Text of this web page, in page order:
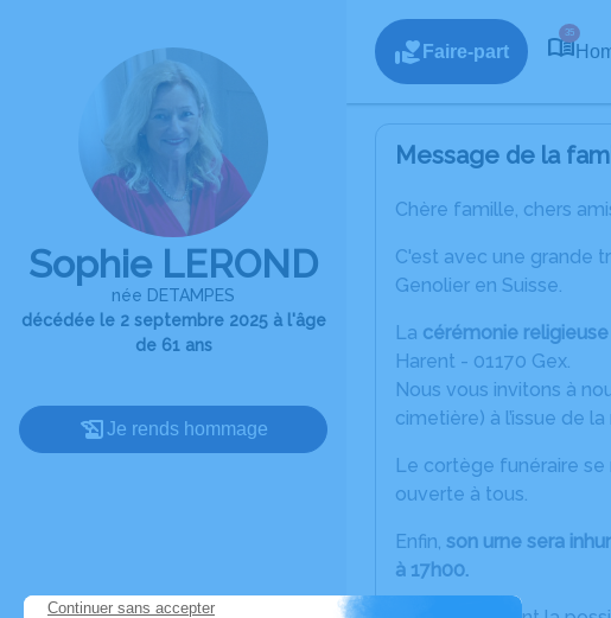
Sophie LEROND
née DETAMPES
décédée le 2 septembre 2025 à l'âge
de 61 ans
Je rends hommage
Faire-part
35
Message de la
Chère famille, chers
C'est avec une grande
Genolier en Suisse.
La cérémonie
Harent - 01170 Gex.
Nous vous invitons à
cimetière) à l’issue de
Le cortège funéraire
ouverte à tous.
Enfin, son urne sera
à 17h00.